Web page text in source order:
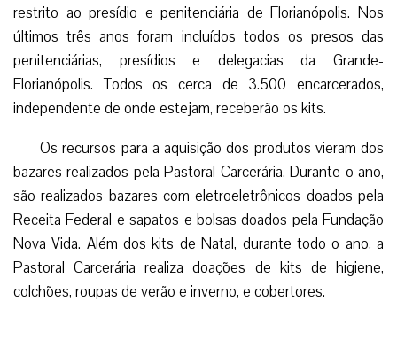
restrito ao presídio e penitenciária de Florianópolis. Nos
últimos três anos foram incluídos todos os presos das
penitenciárias, presídios e delegacias da Grande-
Florianópolis. Todos os cerca de 3.500 encarcerados,
independente de onde estejam, receberão os kits.
Os recursos para a aquisição dos produtos vieram dos
bazares realizados pela Pastoral Carcerária. Durante o ano,
são realizados bazares com eletroeletrônicos doados pela
Receita Federal e sapatos e bolsas doados pela Fundação
Nova Vida. Além dos kits de Natal, durante todo o ano, a
Pastoral Carcerária realiza doações de kits de higiene,
colchões, roupas de verão e inverno, e cobertores.